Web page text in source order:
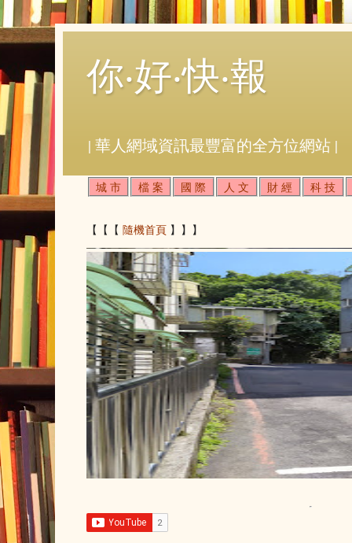
你‧好‧快‧報
| 華人網域資訊最豐富的全方位網站 |
城 市 檔 案 國 際 人 文 財 經 科 技
【【【 隨機首頁 】】】